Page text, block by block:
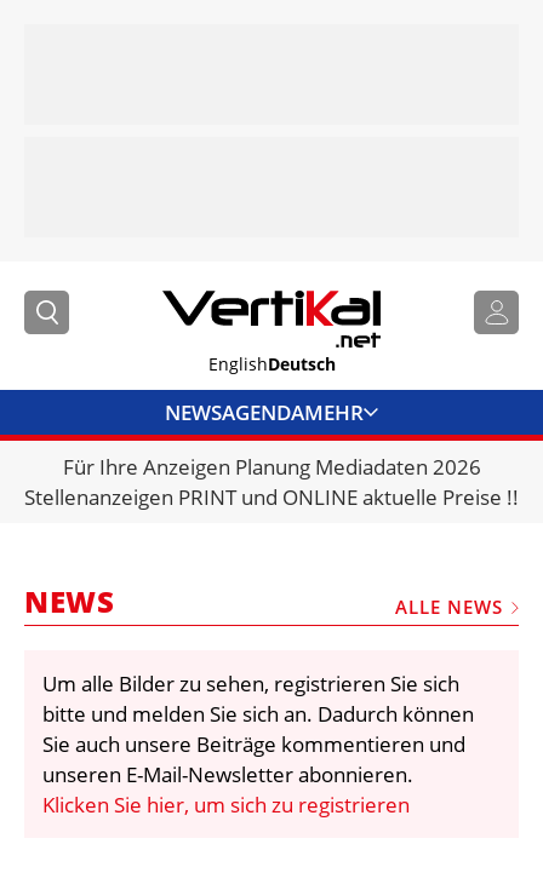
EnglishDeutsch
NEWSAGENDAMEHR
BRANCHENLINKS
VERMIETER
VIDEOS
BIBLIOTHEK
KRAN & BÜHNE
Für Ihre Anzeigen Planung Mediadaten 2026
Stellenanzeigen PRINT und ONLINE aktuelle Preise !!
NEWS ALLE NEWS
Um alle Bilder zu sehen, registrieren Sie sich
bitte und melden Sie sich an. Dadurch können
Sie auch unsere Beiträge kommentieren und
unseren E-Mail-Newsletter abonnieren.
Klicken Sie hier, um sich zu registrieren